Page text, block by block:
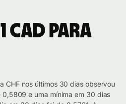
CAD para
CHF nos últimos 30 dias observou
e uma mínima em 30 dias